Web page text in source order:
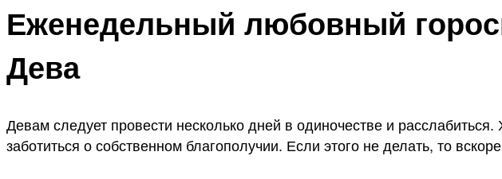
Еженедельный любовный
Дева
Девам следует провести несколько дней в одиночестве и
заботиться о собственном благополучии. Если этого не делать, то